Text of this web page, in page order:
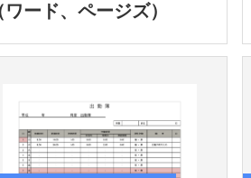
ワード、ページズ）